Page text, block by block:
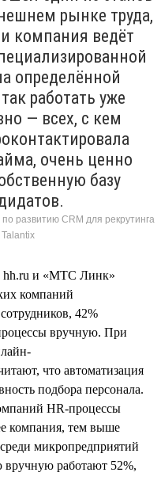
рынке труда,
компания ведёт
определённой
работать уже
— всех, с кем
очень ценно
базу
развитию CRM для рекрутинга
Talantix
hh.ru и «МТС Линк»
компаний
42%
вручную. При
что автоматизация
подбора персонала.
HR-процессы
компания, тем выше
микропредприятий
вручную работают 52%,